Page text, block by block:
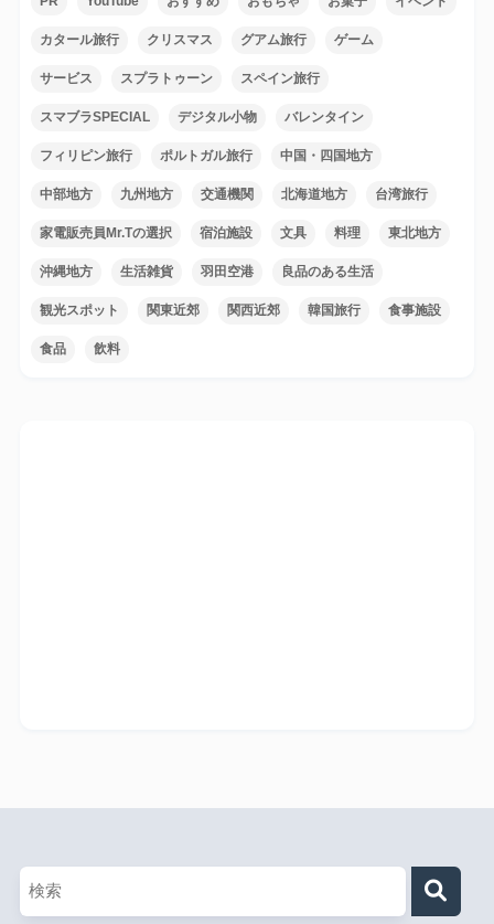
カタール旅行 クリスマス グアム旅行 ゲーム
サービス スプラトゥーン スペイン旅行
スマブラSPECIAL デジタル小物 バレンタイン
フィリピン旅行 ポルトガル旅行 中国・四国地方
中部地方 九州地方 交通機関 北海道地方 台湾旅行
家電販売員Mr.Tの選択 宿泊施設 文具 料理 東北地方
沖縄地方 生活雑貨 羽田空港 良品のある生活
観光スポット 関東近郊 関西近郊 韓国旅行 食事施設
食品 飲料